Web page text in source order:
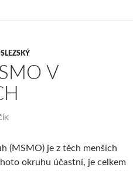
V
(MSMO) je z těch menších
okruhu účastní, je celkem